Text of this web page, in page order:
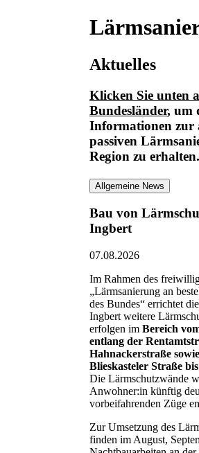
Aktuelles
Klicken Sie unten
Bundesländer, um
Informationen zur
passiven
Region zu erhalten.
Allgemeine News
Bau von
Ingbert
07.08.2026
Im Rahmen des
„Lärmsanierung an
des Bundes“ errichtet
Ingbert weitere
erfolgen imBereich
entlang der
Hahnackerstraße
Blieskasteler Straße
Die Lärmschutzwände
Anwohner:in künftig
vorbeifahrenden Züge
Zur Umsetzung des
finden im August,